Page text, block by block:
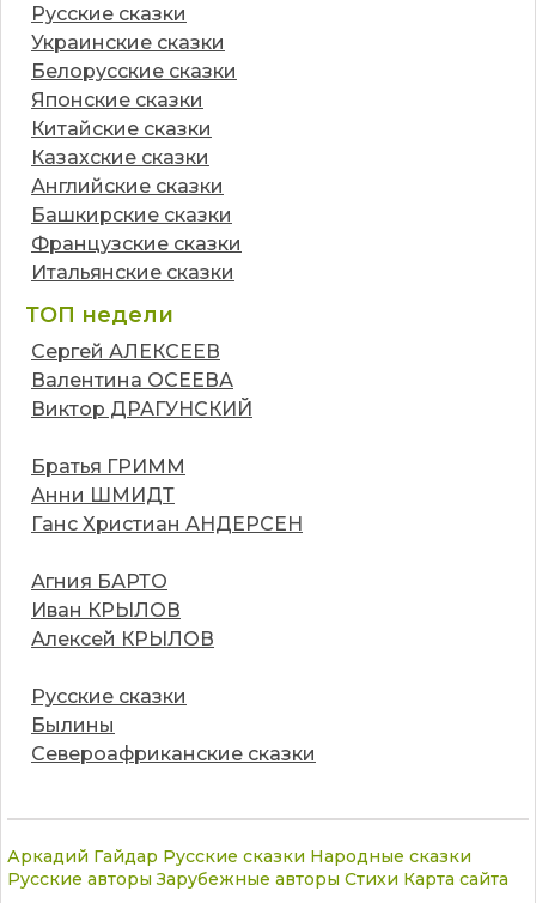
Русские сказки
Украинские сказки
Белорусские сказки
Японские сказки
Китайские сказки
Казахские сказки
Английские сказки
Башкирские сказки
Французские сказки
Итальянские сказки
ТОП недели
Сергей АЛЕКСЕЕВ
Валентина ОСЕЕВА
Виктор ДРАГУНСКИЙ
Братья ГРИММ
Анни ШМИДТ
Ганс Христиан АНДЕРСЕН
Агния БАРТО
Иван КРЫЛОВ
Алексей КРЫЛОВ
Русские сказки
Былины
Североафриканские сказки
Аркадий Гайдар Русские сказки Народные сказки
Русские авторы Зарубежные авторы Стихи Карта сайта